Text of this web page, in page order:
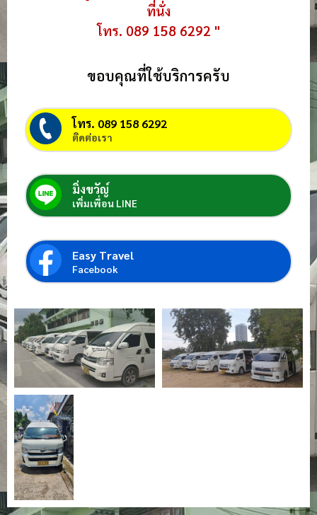
ที่นั่ง
โทร. 089 158 6292 "
ขอบคุณที่ใช้บริการครับ
โทร. 089 158 6292
ติดต่อเรา
มิ่งขวัญ์
เพิ่มเพื่อน LINE
Easy Travel
Facebook